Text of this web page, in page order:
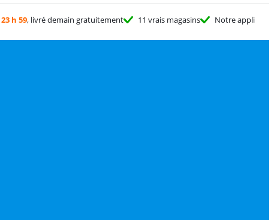
23 h 59, livré demain gratuitement 11 vrais magasins Notre appli